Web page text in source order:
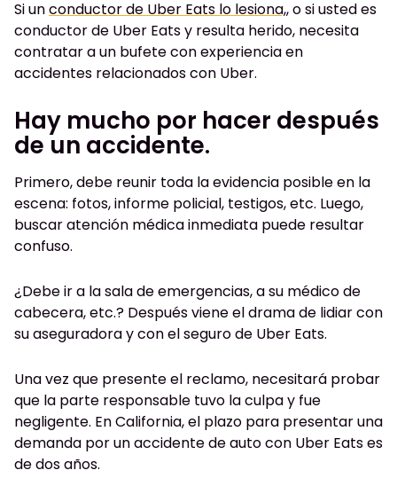
Siunconductor de Uber Eats lo lesiona,,o si usted es
conductor de Uber Eats y resulta herido, necesita
contratar a un bufete con experiencia en
accidentes relacionados con Uber.
Hay mucho por hacer después
de un accidente.
Primero, debe reunir toda la evidencia posible en la
escena: fotos, informe policial, testigos, etc. Luego,
buscar atención médica inmediata puede resultar
confuso.
¿Debe ir a la sala de emergencias, a su médico de
cabecera, etc.? Después viene el drama de lidiar con
su aseguradora y con el seguro de Uber Eats.
Una vez que presente el reclamo, necesitará probar
que la parte responsable tuvo la culpa y fue
negligente. En California, el plazo para presentar una
demanda por un accidente de auto con Uber Eats es
de dos años.